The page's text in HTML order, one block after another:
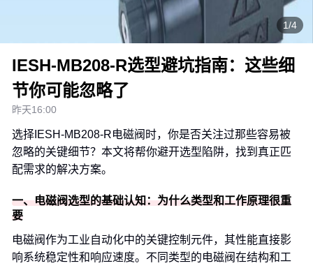
1/4
IESH-MB208-R选型避坑指南：这些细
节你可能忽略了
昨天16:00
选择IESH-MB208-R电磁阀时，你是否关注过那些容易被
忽略的关键细节？本文将帮你避开选型陷阱，找到真正匹
配需求的解决方案。
一、电磁阀选型的基础认知：为什么类型和工作原理很重
要
电磁阀作为工业自动化中的关键控制元件，其性能直接影
响系统稳定性和响应速度。不同类型的电磁阀在结构和工